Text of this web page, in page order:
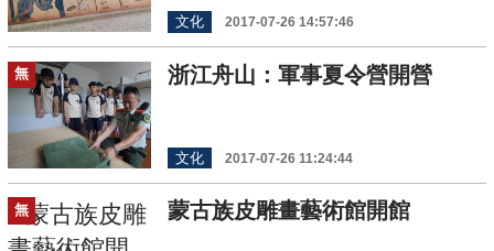
文化 2017-07-26 14:57:46
無 浙江舟山：軍事夏令營開營
文化 2017-07-26 11:24:44
無 蒙古族皮雕畫藝術館開館